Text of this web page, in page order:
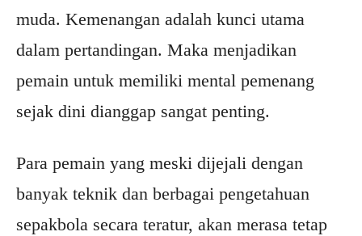
muda. Kemenangan adalah kunci utama
dalam pertandingan. Maka menjadikan
pemain untuk memiliki mental pemenang
sejak dini dianggap sangat penting.
Para pemain yang meski dijejali dengan
banyak teknik dan berbagai pengetahuan
sepakbola secara teratur, akan merasa tetap